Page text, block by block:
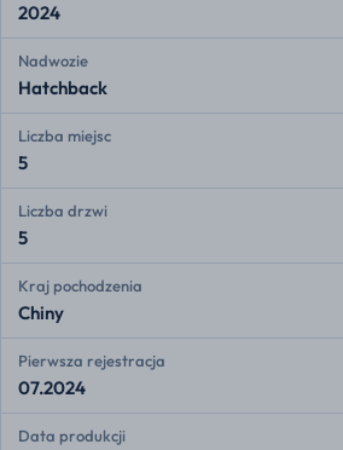
2024
Nadwozie
Hatchback
Liczba miejsc
5
Liczba drzwi
5
Kraj pochodzenia
Chiny
Pierwsza rejestracja
07.2024
Data produkcji